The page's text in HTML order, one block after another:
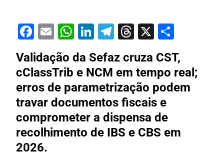
Facebook
EmailWhatsApp
LinkedIn
Telegram
Threads
X
Validação da Sefaz cruza CST,
cClassTrib e NCM em tempo real;
erros de parametrização podem
travar documentos fiscais e
comprometer a dispensa de
recolhimento de IBS e CBS em
2026.